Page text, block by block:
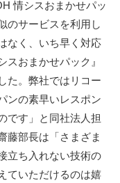
情シスおまかせパッ
のサービスを利用し
なく、いち早く対応
スおまかせパック』
た。弊社ではリコー
ンの素早いレスポン
です」と同社法人担
藤部長は「さまざま
立ち入れない技術の
ていただけるのは嬉